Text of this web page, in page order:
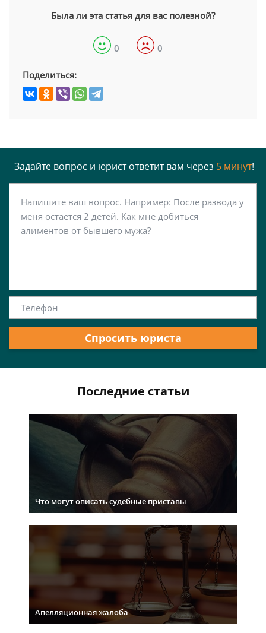
Была ли эта статья для вас полезной?
0 0
Поделиться:
Задайте вопрос и юрист ответит вам через 5 минут!
Спросить юриста
Последние статьи
Что могут описать судебные приставы
Апелляционная жалоба